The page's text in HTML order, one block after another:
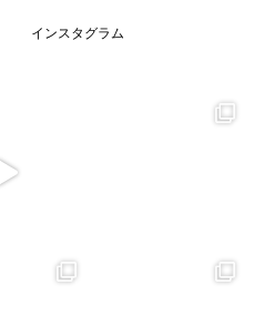
インスタグラム